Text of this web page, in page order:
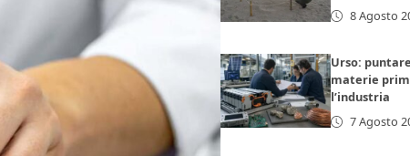
8 Agosto
Urso:
materie
l’industria
7 Agosto